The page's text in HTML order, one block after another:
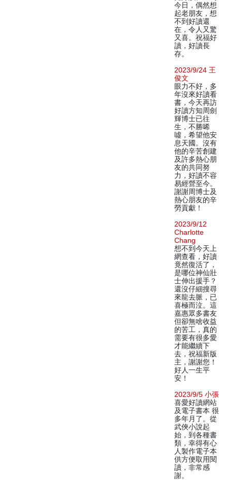
今日，偶然想
起老朋友，想
不到好讀還
在，令人又驚
又喜。祝福好
讀，好讀長
存。
2023/9/24 王
俊文
眼力不好，多
年沒來好讀看
書，今天再訪
好讀方知周劍
輝博士已往
生，不勝唏
噓，希望他安
息天國。沒有
他的辛苦創建
及許多熱心朋
友的共同努
力，好讀不容
易經營至今。
謝謝周博士及
熱心朋友的辛
勞貢獻！
2023/9/12
Charlotte
Chang
想不到今天上
網查看，好讀
竟然復活了，
是哪位神仙壯
士伸出援手？
還沒仔細搜尋
來龍去脈，已
喜極而泣。這
嘉惠眾多書友
但卻無啥收益
的苦工，真的
需要有很多愛
才能繼續下
去，祝福新版
主，謝謝您！
好人一生平
安！
2023/9/5 小張
喜愛好讀網站
及電子書本 很
多年月了。從
武俠小說起
始，到各種書
類，幸得有心
人製作電子本
供方便取用閱
讀，非常感
謝。